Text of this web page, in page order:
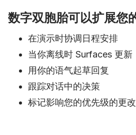
数字双胞胎可以扩展您
在演示时协调日程安排
当你离线时 Surfaces 更新
用你的语气起草回复
跟踪对话中的决策
标记影响您的优先级的更改